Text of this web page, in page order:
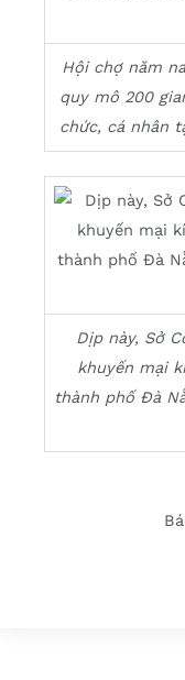
Hội chợ năm
quy mô 200
chức, cá nhân
Dịp này, Sở
khuyến mại
thành phố Đà